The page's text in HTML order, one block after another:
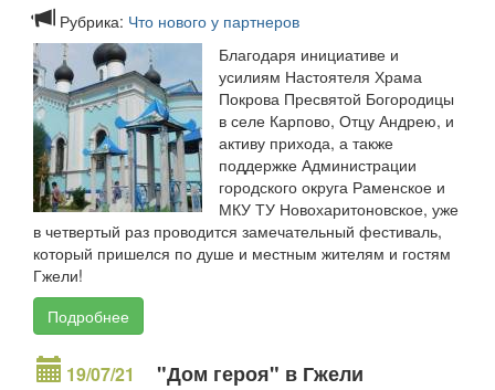
Рубрика: Что нового у партнеров
Благодаря инициативе и
усилиям Настоятеля Храма
Покрова Пресвятой Богородицы
в селе Карпово, Отцу Андрею, и
активу прихода, а также
поддержке Администрации
городского округа Раменское и
МКУ ТУ Новохаритоновское, уже
в четвертый раз проводится замечательный фестиваль,
который пришелся по душе и местным жителям и гостям
Гжели!
Подробнее
19/07/21 "Дом героя" в Гжели